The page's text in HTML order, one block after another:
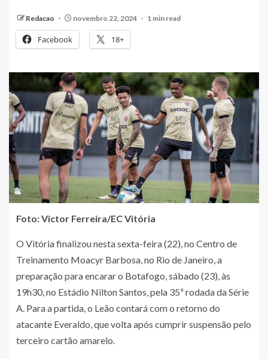
Redacao novembro 22, 2024 1 min read
Facebook 18+
Foto: Victor Ferreira/EC Vitória
O Vitória finalizou nesta sexta-feira (22), no Centro de
Treinamento Moacyr Barbosa, no Rio de Janeiro, a
preparação para encarar o Botafogo, sábado (23), às
19h30, no Estádio Nilton Santos, pela 35ª rodada da Série
A. Para a partida, o Leão contará com o retorno do
atacante Everaldo, que volta após cumprir suspensão pelo
terceiro cartão amarelo.